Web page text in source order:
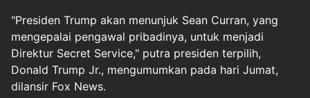
"Presiden Trump akan menunjuk Sean Curran, yang
mengepalai pengawal pribadinya, untuk menjadi
Direktur Secret Service," putra presiden terpilih,
Donald Trump Jr., mengumumkan pada hari Jumat,
dilansir Fox News.